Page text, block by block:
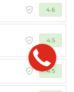
4.6
4.5
4.5